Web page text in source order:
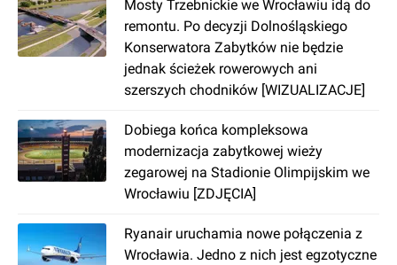
Stare Miasto, Szczepin oraz Przedmieście
Świdnickie.
Ile osób mieszka na Starym
Stare Miasto zajmuje powierzchnię 6,8 km2.
Liczba mieszkańców szacowana jest na około
45 tys. Gęstość zaludnienia jest zatem wysoka i
wynosi około 6,7 tys. os./km2.
Dla kogo rekomendowana jest
dzielnica Stare Miasto?
Mosty Trzebnickie we Wrocławiu idą do
remontu. Po decyzji Dolnośląskiego
Konserwatora Zabytków nie będzie
jednak ścieżek rowerowych ani
szerszych chodników [WIZUALIZACJE]
Dobiega końca kompleksowa
modernizacja zabytkowej wieży
zegarowej na Stadionie Olimpijskim we
Wrocławiu [ZDJĘCIA]
Ryanair uruchamia nowe połączenia z
Wrocławia. Jedno z nich jest egzotyczne